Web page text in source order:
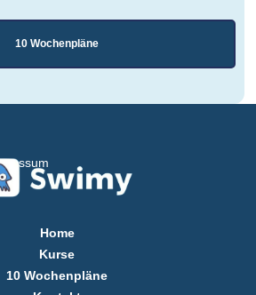
10 Wochenpläne
Home
Kurse
10 Wochenpläne